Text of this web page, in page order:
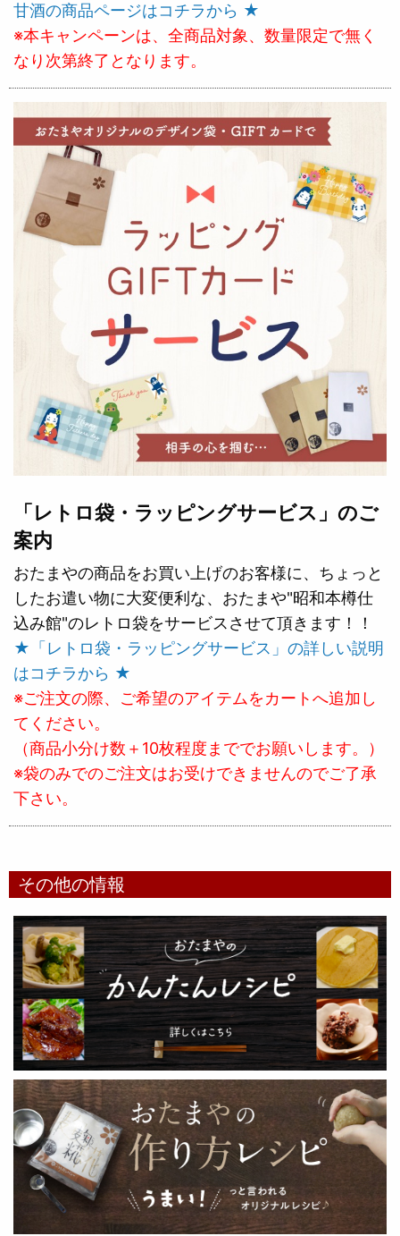
甘酒の商品ページはコチラから ★
※本キャンペーンは、全商品対象、数量限定で無く
なり次第終了となります。
「レトロ袋・ラッピングサービス」のご
案内
おたまやの商品をお買い上げのお客様に、ちょっと
したお遣い物に大変便利な、おたまや"昭和本樽仕
込み館"のレトロ袋をサービスさせて頂きます！！
★「レトロ袋・ラッピングサービス」の詳しい説明
はコチラから ★
※ご注文の際、ご希望のアイテムをカートへ追加し
てください。
（商品小分け数＋10枚程度まででお願いします。）
※袋のみでのご注文はお受けできませんのでご了承
下さい。
その他の情報